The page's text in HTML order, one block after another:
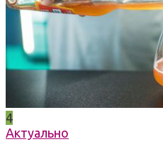
4
Актуально